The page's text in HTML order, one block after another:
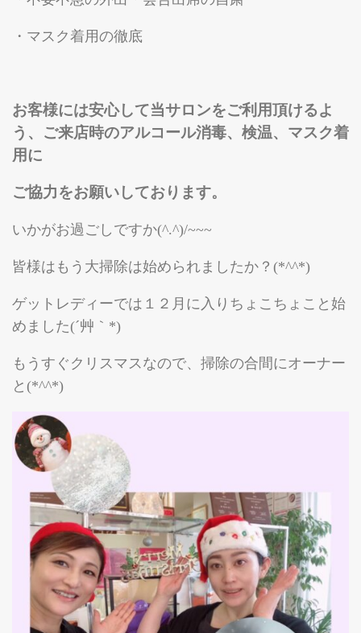
・マスク着用の徹底
お客様には安心して当サロンをご利用頂けるよ
う、ご来店時のアルコール消毒、検温、マスク着
用に
ご協力をお願いしております。
いかがお過ごしですか(^.^)/~~~
皆様はもう大掃除は始められましたか？(*^^*)
ゲットレディーでは１２月に入りちょこちょこと始
めました(´艸｀*)
もうすぐクリスマスなので、掃除の合間にオーナー
と(*^^*)